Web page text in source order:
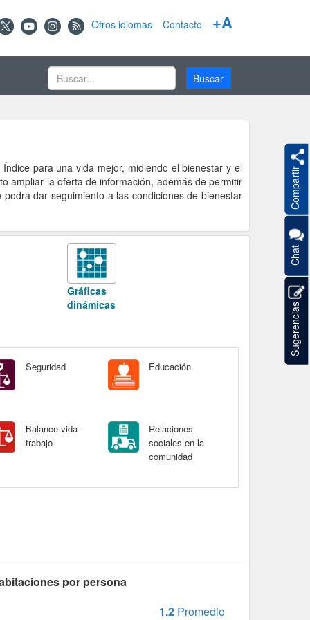
Otros idiomas Contacto +A
para una vida mejor, midiendo el bienestar y el
ampliar la oferta de información, además de permitir
dar seguimiento a las condiciones de bienestar
Gráficas
dinámicas
Seguridad Educación
Balance vida-
trabajo
Relaciones
sociales en la
comunidad
por persona
1.2 Promedio
Compartir
Chat
Sugerencias